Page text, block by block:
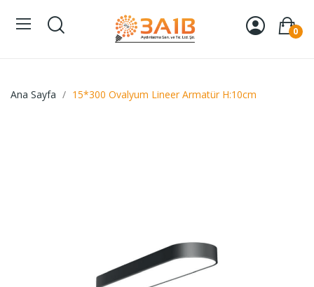
0
Ana Sayfa 15*300 Ovalyum Lineer Armatür H:10cm